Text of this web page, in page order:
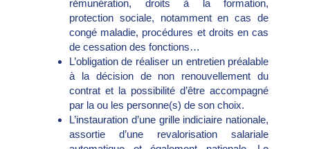
rémunération, droits à la formation,
protection sociale, notamment en cas de
congé maladie, procédures et droits en cas
de cessation des fonctions…
L’obligation de réaliser un entretien préalable
à la décision de non renouvellement du
contrat et la possibilité d’être accompagné
par la ou les personne(s) de son choix.
L’instauration d’une grille indiciaire nationale,
assortie d’une revalorisation salariale